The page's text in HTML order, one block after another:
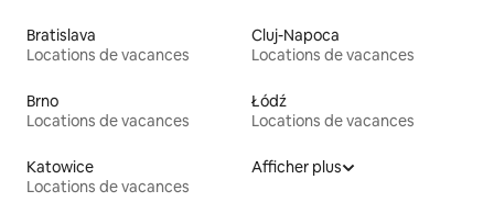
Bratislava
Locations de vacances
Cluj-Napoca
Locations de vacances
Brno
Locations de vacances
Łódź
Locations de vacances
Katowice
Locations de vacances
Afficher plus